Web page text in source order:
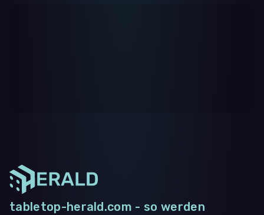
tabletop-herald.com - so werden